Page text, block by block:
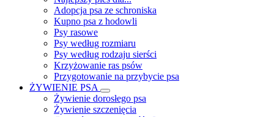
Adopcja psa ze schroniska
Kupno psa z hodowli
Psy rasowe
Psy według rozmiaru
Psy według rodzaju sierści
Krzyżowanie ras psów
Przygotowanie na przybycie psa
ŻYWIENIE PSA
Żywienie dorosłego psa
Żywienie szczenięcia